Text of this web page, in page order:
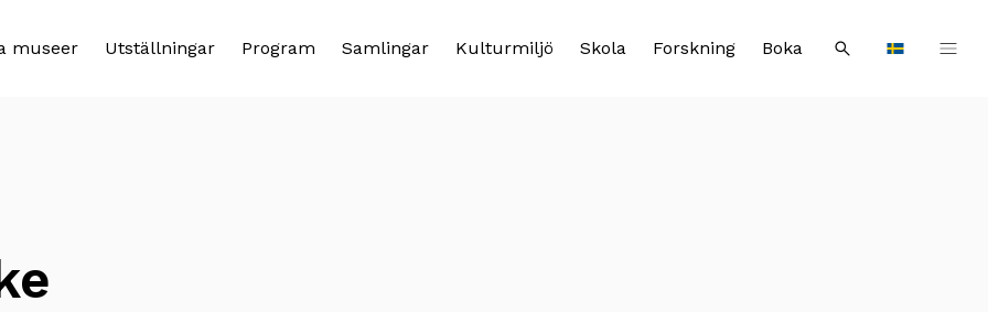
Languages
museer Utställningar Program Samlingar Kulturmiljö Skola Forskning Boka Sök